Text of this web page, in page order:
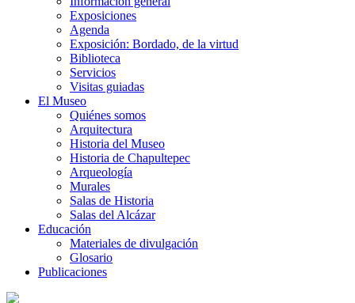
Exposiciones
Agenda
Exposición: Bordado, de la virtud
Biblioteca
Servicios
Visitas guiadas
El Museo
Quiénes somos
Arquitectura
Historia del Museo
Historia de Chapultepec
Arqueología
Murales
Salas de Historia
Salas del Alcázar
Educación
Materiales de divulgación
Glosario
Publicaciones